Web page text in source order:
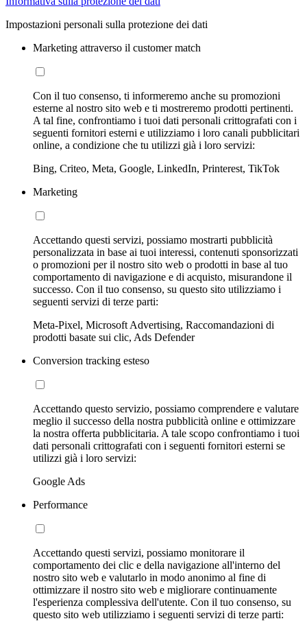
Impostazioni personali sulla protezione dei dati
Marketing attraverso il customer match
Con il tuo consenso, ti informeremo anche su promozioni
esterne al nostro sito web e ti mostreremo prodotti pertinenti.
A tal fine, confrontiamo i tuoi dati personali crittografati con i
seguenti fornitori esterni e utilizziamo i loro canali pubblicitari
online, a condizione che tu utilizzi già i loro servizi:
Bing, Criteo, Meta, Google, LinkedIn, Printerest, TikTok
Marketing
Accettando questi servizi, possiamo mostrarti pubblicità
personalizzata in base ai tuoi interessi, contenuti sponsorizzati
o promozioni per il nostro sito web o prodotti in base al tuo
comportamento di navigazione e di acquisto, misurandone il
successo. Con il tuo consenso, su questo sito utilizziamo i
seguenti servizi di terze parti:
Meta-Pixel, Microsoft Advertising, Raccomandazioni di
prodotti basate sui clic, Ads Defender
Conversion tracking esteso
Accettando questo servizio, possiamo comprendere e valutare
meglio il successo della nostra pubblicità online e ottimizzare
la nostra offerta pubblicitaria. A tale scopo confrontiamo i tuoi
dati personali crittografati con i seguenti fornitori esterni se
utilizzi già i loro servizi:
Google Ads
Performance
Accettando questi servizi, possiamo monitorare il
comportamento dei clic e della navigazione all'interno del
nostro sito web e valutarlo in modo anonimo al fine di
ottimizzare il nostro sito web e migliorare continuamente
l'esperienza complessiva dell'utente. Con il tuo consenso, su
questo sito web utilizziamo i seguenti servizi di terze parti: